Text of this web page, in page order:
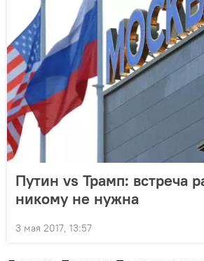
Путин vs Трамп: встреча
никому не нужна
3 мая 2017, 13:57